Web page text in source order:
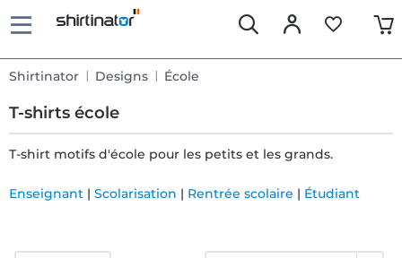
Shirtinator Designs École
T-shirts école
T-shirt motifs d'école pour les petits et les grands.
Enseignant | Scolarisation | Rentrée scolaire | Étudiant